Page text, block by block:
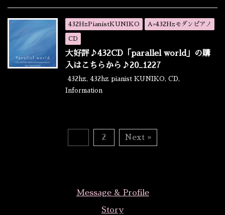
432HzPianistKUNIKO A=432Hzモダンピアノ
CD
大好評♪432CD「parallel world」の購
入はこちらから♪20_1227
432hz, 432hz pianist KUNIKO, CD,
Information
2 Next »
Message & Profile
Story